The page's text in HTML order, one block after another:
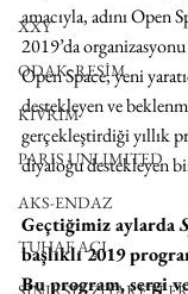
XXY
ODAK: RESİM
KIVRIM
PARIS UNLIMITED
AKS-ENDAZ
TUHAF AÇI
amacıyla, adını Open
2019’da
Open Space, yeni
destekleyen ve
gerçekleştirdiği yıllık
diyaloğu destekleyen
Geçtiğimiz aylarda
başlıklı 2019
Bu program, sergi